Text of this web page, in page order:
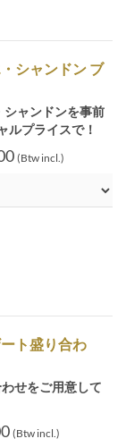
シャンドン ブ
シャンドンを事前
ルプライスで！
(Btw incl.)
ト盛り合わ
せをご用意して
(Btw incl.)